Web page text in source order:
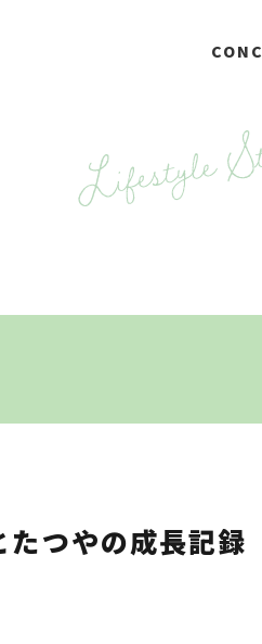
たつやの成長記録